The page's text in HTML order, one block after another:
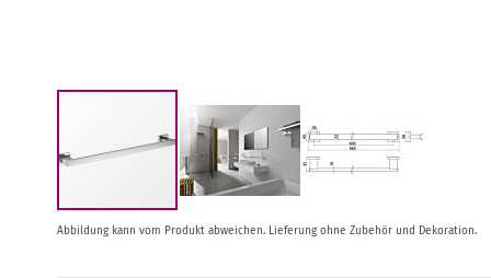
Zum
Anfang
Abbildung kann vom Produkt abweichen. Lieferung ohne Zubehör und Dekoration.